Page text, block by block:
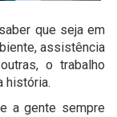
que seja em
assistência
o trabalho
história.
a gente sempre